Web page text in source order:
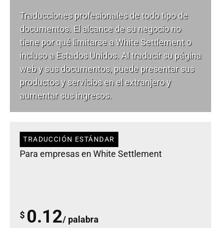
Traducciones profesionales de todo tipo de
documentos. El alcance de su negocio no
tiene por qué limitarse a White Settlement o
incluso a Estados Unidos. Al traducir su página
web y sus documentos, puede presentar sus
productos y servicios en el extranjero y
aumentar sus ingresos.
TRADUCCIÓN ESTÁNDAR
Para empresas en White Settlement
$ 0.12/ palabra